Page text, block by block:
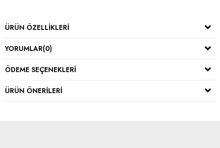
ÜRÜN ÖZELLIKLERI
YORUMLAR(0)
ÖDEME SEÇENEKLERI
ÜRÜN ÖNERILERI